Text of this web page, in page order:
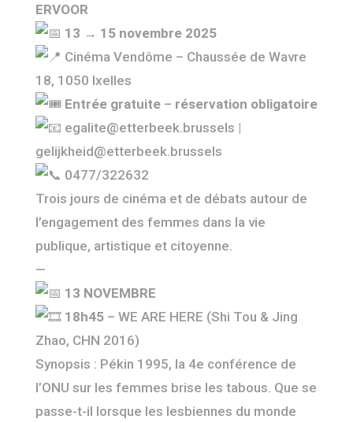
ERVOOR
13 → 15 novembre 2025
Cinéma Vendôme – Chaussée de Wavre
18, 1050 Ixelles
Entrée gratuite– réservation obligatoire
egalite@etterbeek.brussels |
gelijkheid@etterbeek.brussels
0477/322632
Trois jours de cinéma et de débats autour de
l’engagement des femmes dans la vie
publique, artistique et citoyenne.
—
13 NOVEMBRE
18h45– WE ARE HERE (Shi Tou & Jing
Zhao, CHN 2016)
Synopsis : Pékin 1995, la 4e conférence de
l’ONU sur les femmes brise les tabous. Que se
passe-t-il lorsque les lesbiennes du monde